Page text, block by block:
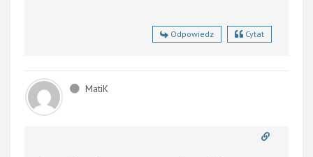
Odpowiedz Cytat
MatiK